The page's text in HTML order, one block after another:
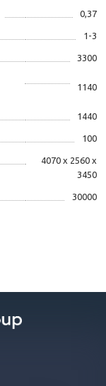
0,37
1-3
3300
1140
1440
100
4070 х 2560 х
3450
30000